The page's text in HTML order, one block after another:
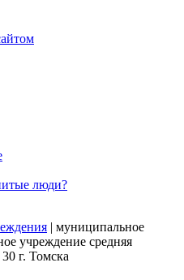
люди?
| муниципальное
учреждение средняя
г. Томска